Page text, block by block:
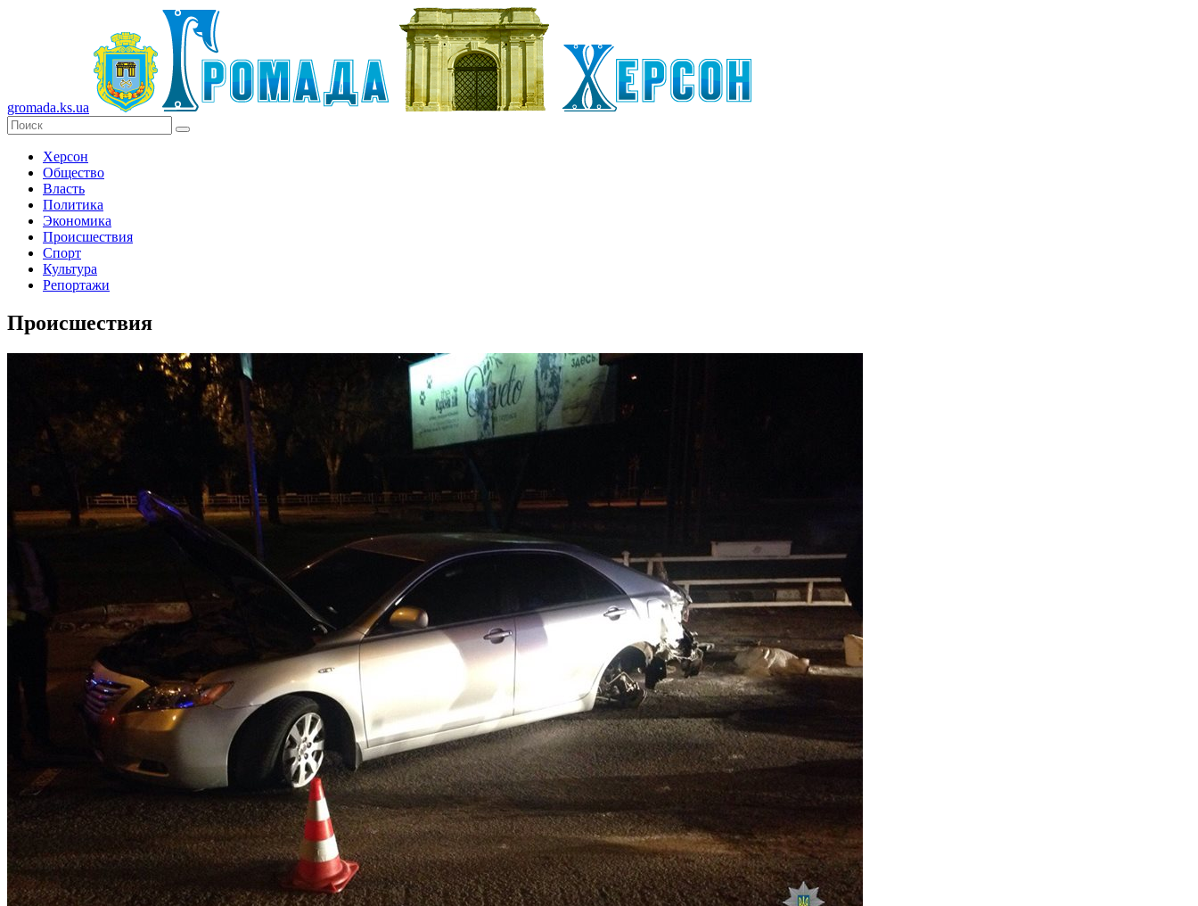
gromada.ks.ua
Херсон
Общество
Власть
Политика
Экономика
Происшествия
Спорт
Культура
Репортажи
Происшествия